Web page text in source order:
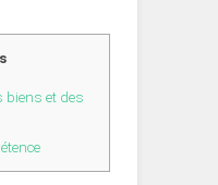
biens et des